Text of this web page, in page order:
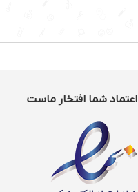
اعتماد شما افتخار ماست